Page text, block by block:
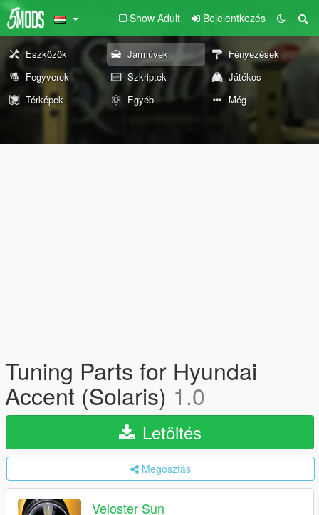
Show Adult Bejelentkezés
Eszközök Járművek
Fényezések
Fegyverek
Szkriptek
Játékos
Térképek
Egyéb Még
Tuning Parts for Hyundai
Accent (Solaris) 1.0
Letöltés
Megosztás
Veloster Sun